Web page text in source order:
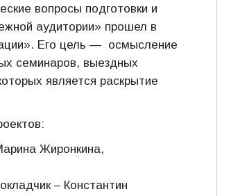
вопросы подготовки и
аудитории» прошел в
Его цель — осмысление
семинаров, выездных
является раскрытие
Жиронкина,
– Константин